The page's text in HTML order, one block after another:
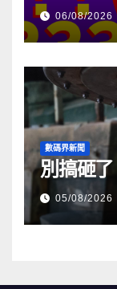
06/08/2026
數碼界新聞
別搞砸
05/08/2026